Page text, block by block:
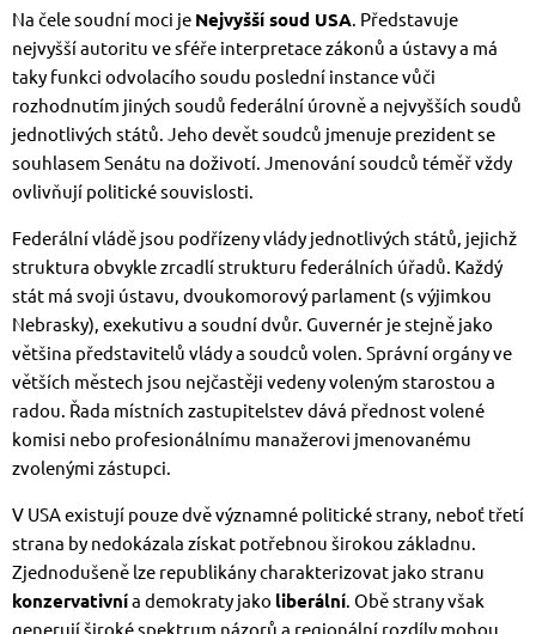
Na čele soudní moci je Nejvyšší soud USA. Představuje
nejvyšší autoritu ve sféře interpretace zákonů a ústavy a má
taky funkci odvolacího soudu poslední instance vůči
rozhodnutím jiných soudů federální úrovně a nejvyšších soudů
jednotlivých států. Jeho devět soudců jmenuje prezident se
souhlasem Senátu na doživotí. Jmenování soudců téměř vždy
ovlivňují politické souvislosti.
Federální vládě jsou podřízeny vlády jednotlivých států, jejichž
struktura obvykle zrcadlí strukturu federálních úřadů. Každý
stát má svoji ústavu, dvoukomorový parlament (s výjimkou
Nebrasky), exekutivu a soudní dvůr. Guvernér je stejně jako
většina představitelů vlády a soudců volen. Správní orgány ve
větších městech jsou nejčastěji vedeny voleným starostou a
radou. Řada místních zastupitelstev dává přednost volené
komisi nebo profesionálnímu manažerovi jmenovanému
zvolenými zástupci.
V USA existují pouze dvě významné politické strany, neboť třetí
strana by nedokázala získat potřebnou širokou základnu.
Zjednodušeně lze republikány charakterizovat jako stranu
konzervativnía demokraty jako liberální. Obě strany však
generují široké spektrum názorů a regionální rozdíly mohou